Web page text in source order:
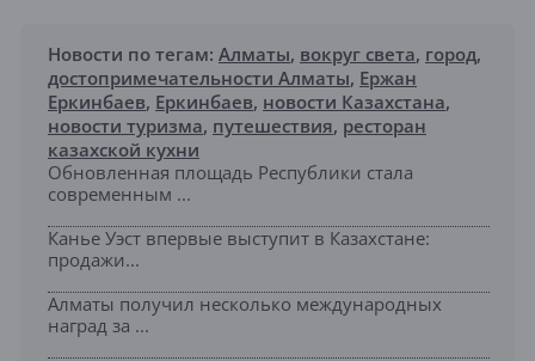
Новости по тегам: Алматы, вокруг света, город,
достопримечательности Алматы, Ержан
Еркинбаев, Еркинбаев, новости Казахстана,
новости туризма, путешествия, ресторан
казахской кухни
Обновленная площадь Республики стала
современным ...
Канье Уэст впервые выступит в Казахстане:
продажи...
Алматы получил несколько международных
наград за ...